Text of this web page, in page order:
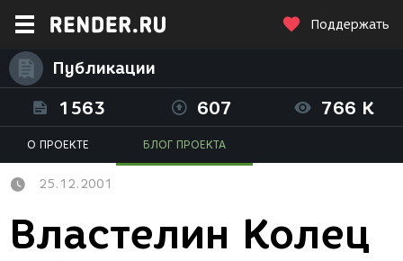
Поддержать
Публикации
1563 607 766 K
О ПРОЕКТЕ БЛОГ ПРОЕКТА
25.12.2001
Властелин Колец